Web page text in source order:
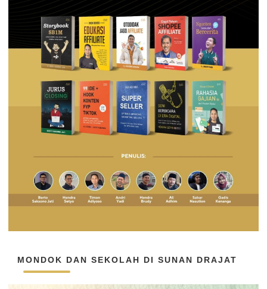
MONDOK DAN SEKOLAH DI SUNAN DRAJAT